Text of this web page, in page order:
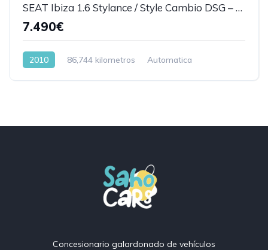
SEAT Ibiza 1.6 Stylance / Style Cambio DSG – Automático
7.490€
2010 86,744 kilometros
Automatica
Concesionario galardonado de vehículos